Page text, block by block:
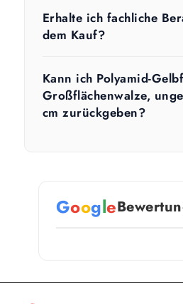
Erhalte ich fachliche
dem Kauf?
Kann ich Polyamid-
Großflächenwalze,
cm zurückgeben?
Google